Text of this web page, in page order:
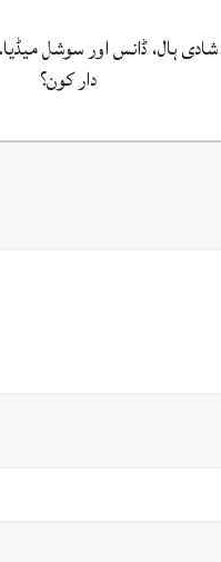
شادی ہال، ڈانس اور سوشل
دار کون؟